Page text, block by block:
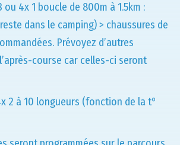
ou 4x 1 boucle de 800m à 1.5km :
dans le camping) > chaussures de
Prévoyez d’autres
course car celles-ci seront
2 à 10 longueurs (fonction de la t°